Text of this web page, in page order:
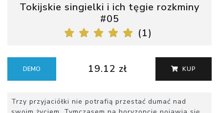
Tokijskie singielki i ich tęgie rozkminy
#05
(1)
DEMO 19.12 zł KUP
Trzy przyjaciółki nie potrafią przestać dumać nad